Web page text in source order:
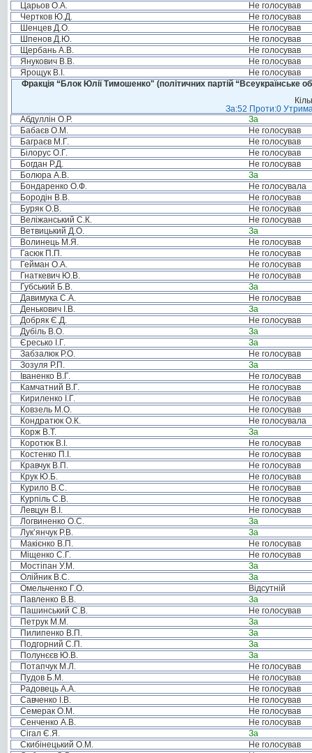
Царьов О.А.
Не голосував
Чертков Ю.Д.
Не голосував
Шенцев Д.О.
Не голосував
Шпенов Д.Ю.
Не голосував
Щербань А.В.
Не голосував
Янукович В.В.
Не голосував
Ярощук В.І.
Не голосував
Фракція “Блок Юлії Тимошенко" (політичних партій “Всеукраїнське
За:52 Проти:0
Абдуллін О.Р.
За
Бабаєв О.М.
Не голосував
Баграєв М.Г.
Не голосував
Білорус О.Г.
Не голосував
Богдан Р.Д.
Не голосував
Болюра А.В.
За
Бондаренко О.Ф.
Не голосувала
Бородін В.В.
Не голосував
Буряк О.В.
Не голосував
Веліжанський С.К.
Не голосував
Ветвицький Д.О.
За
Волинець М.Я.
Не голосував
Гасюк П.П.
Не голосував
Гейман О.А.
Не голосував
Гнаткевич Ю.В.
Не голосував
Губський Б.В.
За
Давимука С.А.
Не голосував
Денькович І.В.
За
Добряк Є.Д.
Не голосував
Дубіль В.О.
За
Єресько І.Г.
За
Забзалюк Р.О.
Не голосував
Зозуля Р.П.
За
Іваненко В.Г.
Не голосував
Камчатний В.Г.
Не голосував
Кириленко І.Г.
Не голосував
Ковзель М.О.
Не голосував
Кондратюк О.К.
Не голосувала
Корж В.Т.
За
Коротюк В.І.
Не голосував
Костенко П.І.
Не голосував
Кравчук В.П.
Не голосував
Крук Ю.Б.
Не голосував
Курило В.С.
Не голосував
Курпіль С.В.
Не голосував
Левцун В.І.
Не голосував
Логвиненко О.С.
За
Лук’янчук Р.В.
За
Макієнко В.П.
Не голосував
Міщенко С.Г.
Не голосував
Мостіпан У.М.
За
Олійник В.С.
За
Омельченко Г.О.
Відсутній
Павленко В.В.
За
Пашинський С.В.
Не голосував
Петрук М.М.
За
Пилипенко В.П.
За
Подгорний С.П.
За
Полунєєв Ю.В.
За
Потапчук М.Л.
Не голосував
Пудов Б.М.
Не голосував
Радовець А.А.
Не голосував
Савченко І.В.
Не голосував
Семерак О.М.
Не голосував
Сенченко А.В.
Не голосував
Сігал Є.Я.
За
Скибінецький О.М.
Не голосував